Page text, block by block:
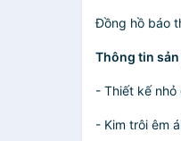
Đồng hồ báo
Thông tin sản
- Thiết kế
- Kim trôi êm